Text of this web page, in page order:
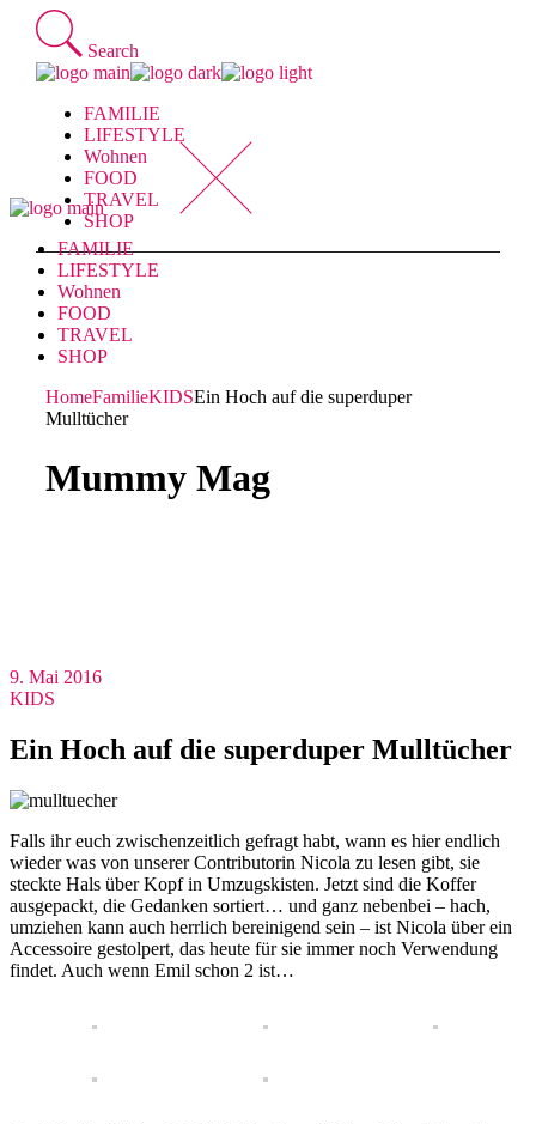
Skip
content
Search
FAMILIE
LIFESTYLE
Wohnen
FOOD
TRAVEL
SHOP
FAMILIE
LIFESTYLE
Wohnen
FOOD
TRAVEL
SHOP
HomeFamilieKIDSEin Hoch auf die superduper
Mulltücher
Mummy Mag
9. Mai 2016
KIDS
Ein Hoch auf die superduper Mulltücher
Falls ihr euch zwischenzeitlich gefragt habt, wann es hier endlich
wieder was von unserer Contributorin Nicola zu lesen gibt, sie
steckte Hals über Kopf in Umzugskisten. Jetzt sind die Koffer
ausgepackt, die Gedanken sortiert… und ganz nebenbei – hach,
umziehen kann auch herrlich bereinigend sein – ist Nicola über ein
Accessoire gestolpert, das heute für sie immer noch Verwendung
findet. Auch wenn Emil schon 2 ist…